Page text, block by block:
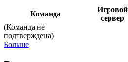
Команда
Игровой
сервер
(Команда не
подтверждена)
Больше